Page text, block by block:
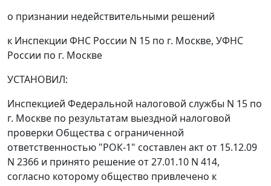
о признании недействительными решений
к Инспекции ФНС России N 15 по г. Москве, УФНС
России по г. Москве
УСТАНОВИЛ:
Инспекцией Федеральной налоговой службы N 15 по
г. Москве по результатам выездной налоговой
проверки Общества с ограниченной
ответственностью "РОК-1" составлен акт от 15.12.09
N 2366 и принято решение от 27.01.10 N 414,
согласно которому общество привлечено к